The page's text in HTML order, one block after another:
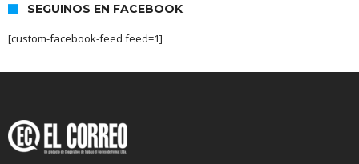
SEGUINOS EN FACEBOOK
[custom-facebook-feed feed=1]